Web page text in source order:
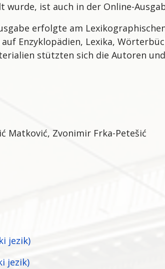
wurde, ist auch in der Online-
erfolgte am
Enzyklopädien, Lexika,
stützten sich die Autoren
Matković, Zvonimir Frka-Petešić
jezik)
jezik)